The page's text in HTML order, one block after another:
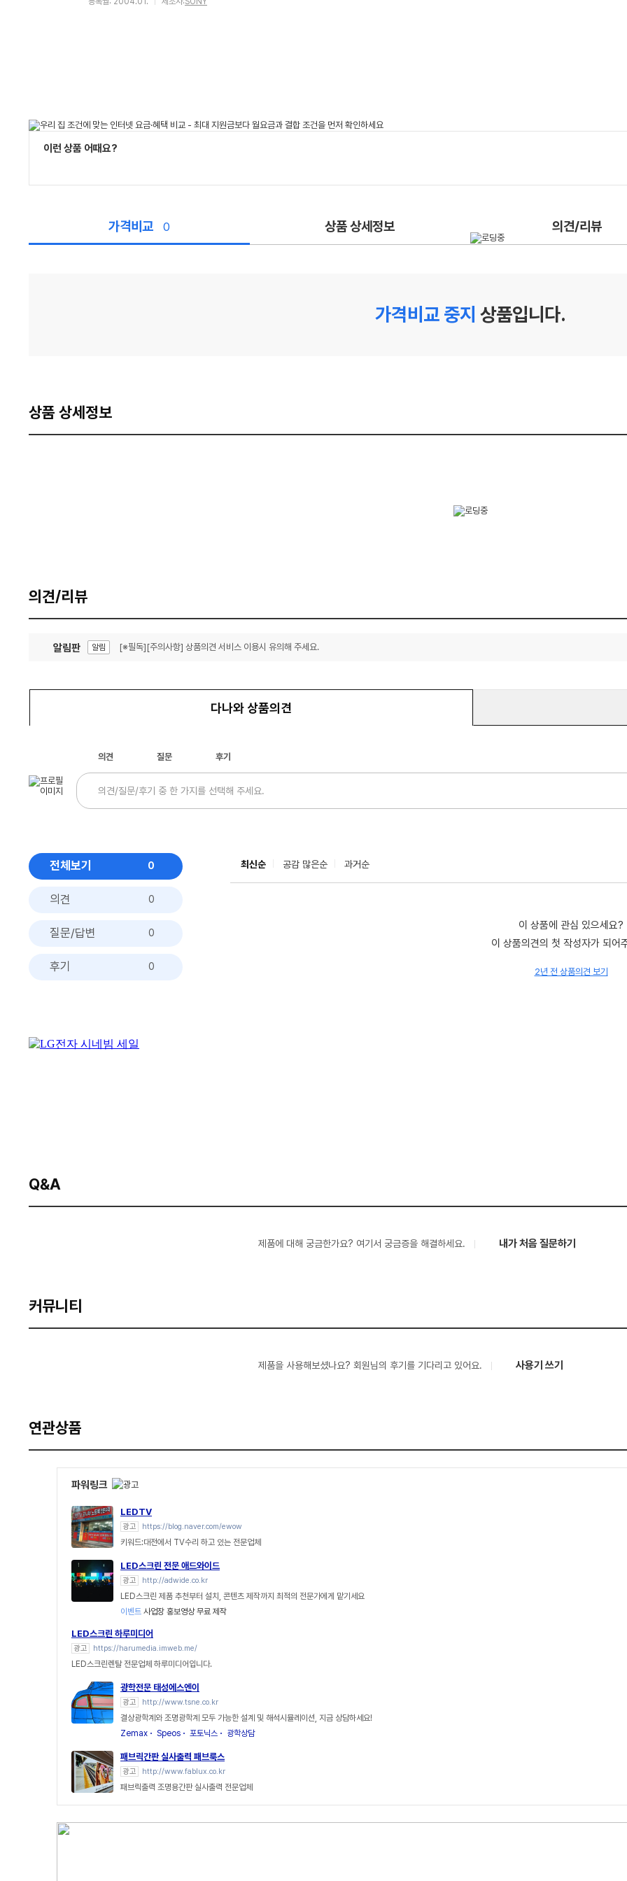
이런 상품 어때요?
가격비교 0 상품 상세정보 의견/리뷰
가격비교 중지 상품입니다.
상품 상세정보
의견/리뷰
알림판 알림 [※필독][주의사항] 상품의견 서비스 이용시 유의해 주세요.
다나와 상품의견
의견 질문 후기
전체보기 0
의견 0
질문/답변 0
후기 0
최신순 공감 많은순 과거순
이 상품에 관심 있으세요?
이 상품의견의 첫 작성자가 되어
2년 전 상품의견 보기
Q&A
제품에 대해 궁금한가요? 여기서 궁금증을 해결하세요. 내가 처음 질문하기
커뮤니티
제품을 사용해보셨나요? 회원님의 후기를 기다리고 있어요. 사용기 쓰기
연관상품
파워링크
LEDTV
광고 https://blog.naver.com/ewow
키워드:대전에서 TV수리 하고 있는 전문업체
LED스크린 전문 애드와이드
광고 http://adwide.co.kr
LED스크린 제품 추천부터 설치, 콘텐츠 제작까지 최적의 전문가에게 맡기세요
이벤트 사업장 홍보영상 무료 제작
LED스크린 하루미디어
광고 https://harumedia.imweb.me/
LED스크린렌탈 전문업체 하루미디어입니다.
광학전문 태성에스엔이
광고 http://www.tsne.co.kr
결상광학계와 조명광학계 모두 가능한 설계 및 해석시뮬레이션, 지금 상담하세요!
Zemax
Speos 포토닉스 광학상담
패브릭간판 실사출력 패브룩스
광고 http://www.fablux.co.kr
패브릭출력 조명용간판 실사출력 전문업체